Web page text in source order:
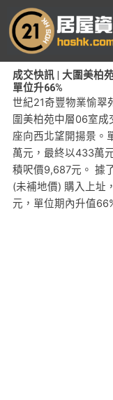
至
成交快訊 | 大圍美柏
單位升66%
世紀21奇豐物業愉翠
圍美柏苑中層06室成
座向西北望開揚景。
萬元，最終以433萬
積呎價9,687元。 據
(未補地價) 購入上址
元，單位期內升值